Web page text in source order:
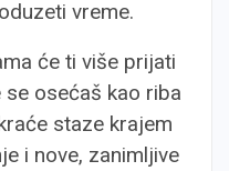
vreme.
će ti više prijati
osećaš kao riba
staze krajem
i nove, zanimljive